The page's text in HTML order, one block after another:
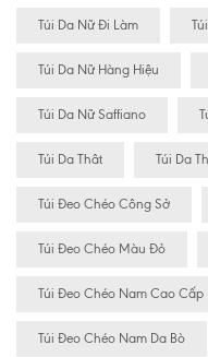
Túi Da Nữ Đi Làm
Túi Da Nữ Hàng Hiệu
Túi Da Nữ Saffiano
Túi Da Thât Túi Da
Túi Đeo Chéo Công Sở
Túi Đeo Chéo Màu Đỏ
Túi Đeo Chéo Nam Cao Cấp
Túi Đeo Chéo Nam Da Bò